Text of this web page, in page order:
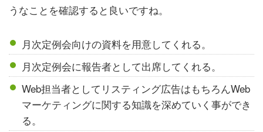
うなことを確認すると良いですね。
月次定例会向けの資料を用意してくれる。
月次定例会に報告者として出席してくれる。
Web担当者としてリスティング広告はもちろんWeb
マーケティングに関する知識を深めていく事ができ
る。